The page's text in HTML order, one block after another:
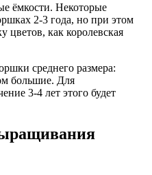
ёмкости. Некоторые
2-3 года, но при этом
как королевская
среднего размера:
большие. Для
3-4 лет этого будет